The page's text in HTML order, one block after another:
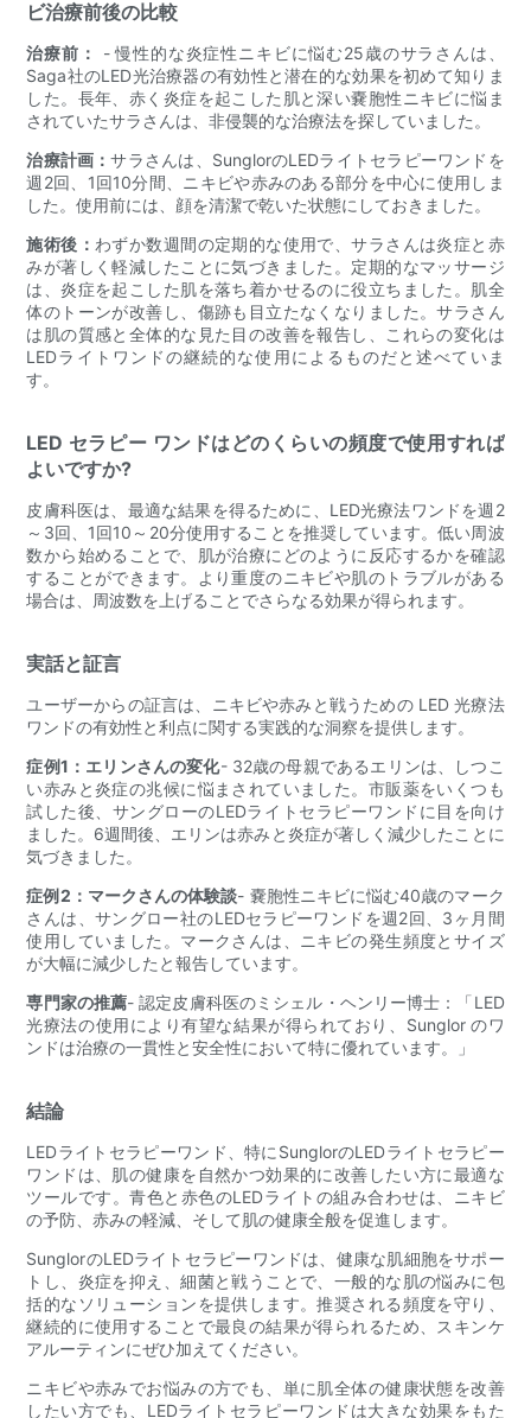
ビ治療前後の比較
治療前：
- 慢性的な炎症性ニキビに悩む25歳のサラさんは、
Saga社のLED光治療器の有効性と潜在的な効果を初めて知りま
した。長年、赤く炎症を起こした肌と深い嚢胞性ニキビに悩ま
されていたサラさんは、非侵襲的な治療法を探していました。
治療計画：サラさんは、SunglorのLEDライトセラピーワンドを
週2回、1回10分間、ニキビや赤みのある部分を中心に使用しま
した。使用前には、顔を清潔で乾いた状態にしておきました。
施術後： わずか数週間の定期的な使用で、サラさんは炎症と赤
みが著しく軽減したことに気づきました。定期的なマッサージ
は、炎症を起こした肌を落ち着かせるのに役立ちました。肌全
体のトーンが改善し、傷跡も目立たなくなりました。サラさん
は肌の質感と全体的な見た目の改善を報告し、これらの変化は
LEDライトワンドの継続的な使用によるものだと述べていま
す。
LED セラピー ワンドはどのくらいの頻度で使用すれば
よいですか?
皮膚科医は、最適な結果を得るために、LED光療法ワンドを週2
～3回、1回10～20分使用することを推奨しています。低い周波
数から始めることで、肌が治療にどのように反応するかを確認
することができます。より重度のニキビや肌のトラブルがある
場合は、周波数を上げることでさらなる効果が得られます。
実話と証言
ユーザーからの証言は、ニキビや赤みと戦うための LED 光療法
ワンドの有効性と利点に関する実践的な洞察を提供します。
症例1：エリンさんの変化- 32歳の母親であるエリンは、しつこ
い赤みと炎症の兆候に悩まされていました。市販薬をいくつも
試した後、サングローのLEDライトセラピーワンドに目を向け
ました。6週間後、エリンは赤みと炎症が著しく減少したことに
気づきました。
症例2：マークさんの体験談- 嚢胞性ニキビに悩む40歳のマーク
さんは、サングロー社のLEDセラピーワンドを週2回、3ヶ月間
使用していました。マークさんは、ニキビの発生頻度とサイズ
が大幅に減少したと報告しています。
専門家の推薦- 認定皮膚科医のミシェル・ヘンリー博士：「LED
光療法の使用により有望な結果が得られており、Sunglor のワ
ンドは治療の一貫性と安全性において特に優れています。」
結論
LEDライトセラピーワンド、特にSunglorのLEDライトセラピー
ワンドは、肌の健康を自然かつ効果的に改善したい方に最適な
ツールです。青色と赤色のLEDライトの組み合わせは、ニキビ
の予防、赤みの軽減、そして肌の健康全般を促進します。
SunglorのLEDライトセラピーワンドは、健康な肌細胞をサポー
トし、炎症を抑え、細菌と戦うことで、一般的な肌の悩みに包
括的なソリューションを提供します。推奨される頻度を守り、
継続的に使用することで最良の結果が得られるため、スキンケ
アルーティンにぜひ加えてください。
ニキビや赤みでお悩みの方でも、単に肌全体の健康状態を改善
したい方でも、LEDライトセラピーワンドは大きな効果をもた